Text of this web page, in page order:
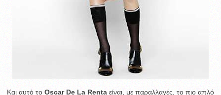
Και αυτό το Oscar De La Renta είναι, με παραλλαγές, το πιο απλό